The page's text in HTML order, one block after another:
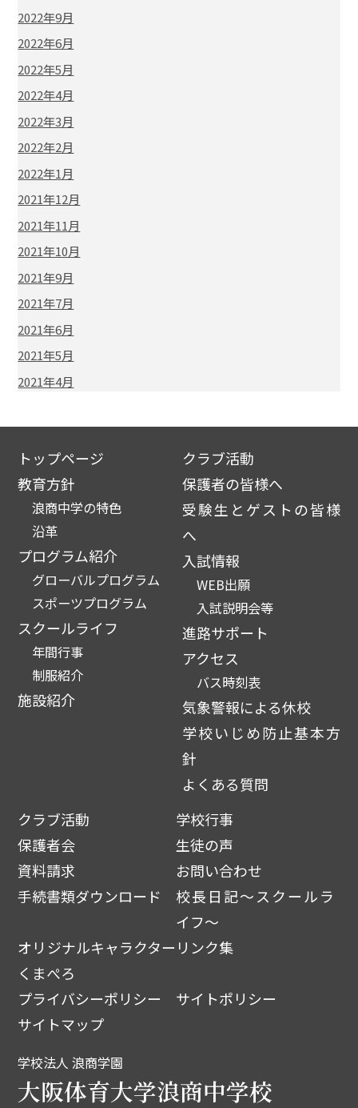
2022年9月
2022年6月
2022年5月
2022年4月
2022年3月
2022年2月
2022年1月
2021年12月
2021年11月
2021年10月
2021年9月
2021年7月
2021年6月
2021年5月
2021年4月
トップページ
教育方針
浪商中学の特色
沿革
プログラム紹介
グローバルプログラム
スポーツプログラム
スクールライフ
年間行事
制服紹介
施設紹介
クラブ活動
保護者の皆様へ
受験生とゲストの皆様
へ
入試情報
WEB出願
入試説明会等
進路サポート
アクセス
バス時刻表
気象警報による休校
学校いじめ防止基本方
針
よくある質問
クラブ活動
学校行事
保護者会
生徒の声
資料請求
お問い合わせ
手続書類ダウンロード
校長日記～スクールラ
イフ～
オリジナルキャラクター
くまぺろ
リンク集
プライバシーポリシー
サイトポリシー
サイトマップ
学校法人 浪商学園
大阪体育大学浪商中学校